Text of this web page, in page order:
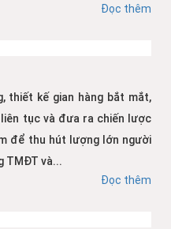
Đọc thêm
thiết kế gian hàng bắt mắt,
liên tục và đưa ra chiến lược
để thu hút lượng lớn người
TMĐT và...
Đọc thêm